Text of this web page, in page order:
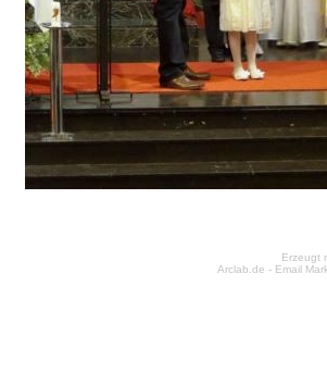
Erzeugt
Arclab.de - Email